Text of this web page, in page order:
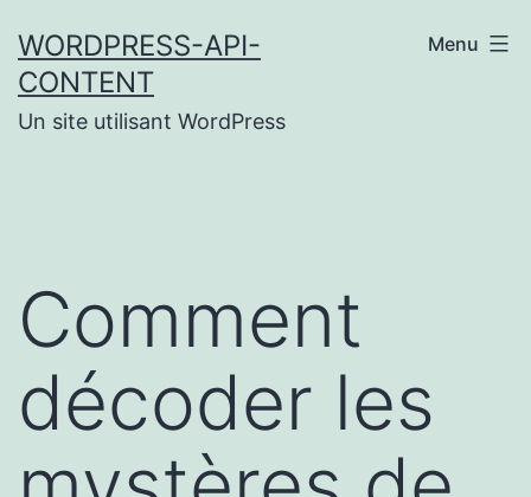
au
contenu
WORDPRESS-API-
CONTENT
Un site utilisant WordPress
Menu
Comment
décoder les